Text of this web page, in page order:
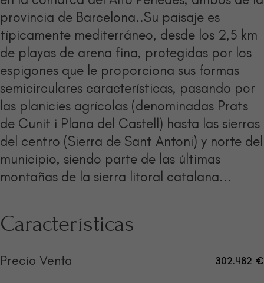
provincia de Barcelona..Su paisaje es
típicamente mediterráneo, desde los 2,5 km
de playas de arena fina, protegidas por los
espigones que le proporciona sus formas
semicirculares características, pasando por
las planicies agrícolas (denominadas Prats
de Cunit i Plana del Castell) hasta las sierras
del centro (Sierra de Sant Antoni) y norte del
municipio, siendo parte de las últimas
montañas de la sierra litoral catalana...
Características
Precio Venta 302.482 €